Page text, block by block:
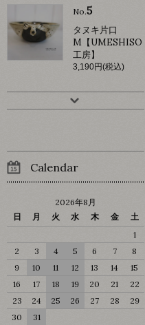
No.5
タヌキ片口
M【UMESHISO
工房】
3,190円(税込)
Calendar
2026年8月
日
月 火 水 木 金
土
1
2
3 4 5 6 7
8
9
10 11 12 13 14
15
16
17 18 19 20 21
22
23
24 25 26 27 28
29
30
31